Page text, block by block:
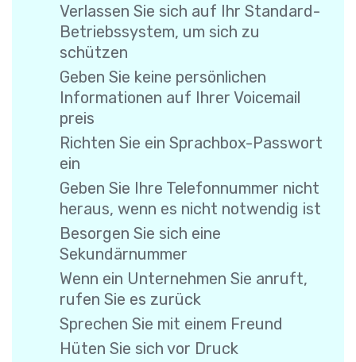
Verlassen Sie sich auf Ihr Standard-
Betriebssystem, um sich zu
schützen
Geben Sie keine persönlichen
Informationen auf Ihrer Voicemail
preis
Richten Sie ein Sprachbox-Passwort
ein
Geben Sie Ihre Telefonnummer nicht
heraus, wenn es nicht notwendig ist
Besorgen Sie sich eine
Sekundärnummer
Wenn ein Unternehmen Sie anruft,
rufen Sie es zurück
Sprechen Sie mit einem Freund
Hüten Sie sich vor Druck